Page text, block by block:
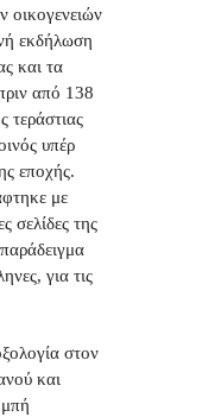
οικογενειών
εκδήλωση
και τα
από 138
τεράστιας
υπέρ
εποχής.
με
σελίδες της
για τις
στον
και